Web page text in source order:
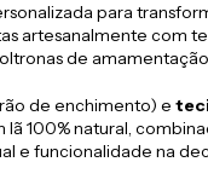
para
artesanalmente com
de
de enchimento) e
lã 100% natural,
e funcionalidade na